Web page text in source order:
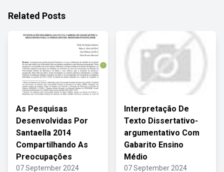
Related Posts
As Pesquisas
Desenvolvidas Por
Santaella 2014
Compartilhando As
Preocupações
07 September 2024
Interpretação De
Texto Dissertativo-
argumentativo Com
Gabarito Ensino
Médio
07 September 2024